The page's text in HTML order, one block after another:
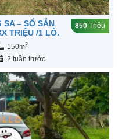
– SỔ SẴN
TRIỆU /1 LÔ.
850 Triệu
150m2
2 tuần trước